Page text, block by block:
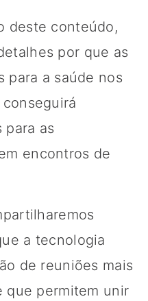
deste conteúdo,
por que as
para a saúde nos
as
encontros de
a tecnologia
de reuniões mais
que permitem unir